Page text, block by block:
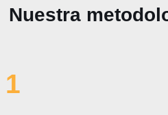
Nuestra
1